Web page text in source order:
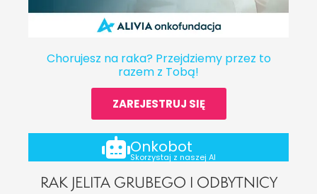
Chorujesz na raka? Przejdziemy przez to
razem z Tobą!
ZAREJESTRUJ SIĘ
Onkobot
Skorzystaj z naszej AI
RAK JELITA GRUBEGO I ODBYTNICY